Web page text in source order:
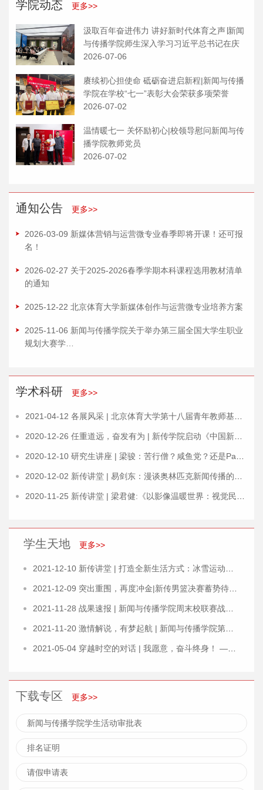
学院动态 更多>>
汲取百年奋进伟力 讲好新时代体育之声∣新闻
与传播学院师生深入学习习近平总书记在庆
祝中国共产党成立 105 周年大会上的重要讲
2026-07-06
赓续初心担使命 砥砺奋进启新程|新闻与传播
学院在学校“七一”表彰大会荣获多项荣誉
2026-07-02
温情暖七一 关怀励初心|校领导慰问新闻与传
播学院教师党员
2026-07-02
通知公告 更多>>
2026-03-09 新媒体营销与运营微专业春季即将开课！还可报
名！
2026-02-27 关于2025-2026春季学期本科课程选用教材清单
的通知
2025-12-22 北京体育大学新媒体创作与运营微专业培养方案
2025-11-06 新闻与传播学院关于举办第三届全国大学生职业
规划大赛学…
学术科研 更多>>
学生天地 更多>>
下载专区 更多>>
新闻与传播学院学生活动审批表
排名证明
请假申请表